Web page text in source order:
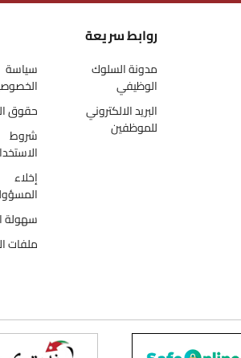
روابط سريعة
مدونة السلوك
الوظيفي
البريد الالكتروني
للموظفين
سياسة
حقوق
شروط
إخلاء
سهولة
ملفات